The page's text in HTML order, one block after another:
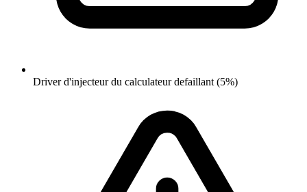
Driver d'injecteur du calculateur defaillant (5%)